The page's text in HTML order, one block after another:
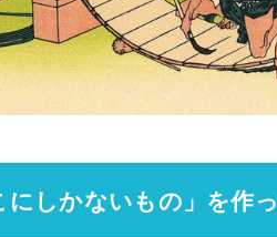
にしかないもの」を作